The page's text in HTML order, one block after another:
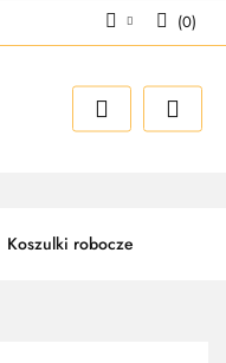
Zarejestruj się
(0)
Koszulki robocze